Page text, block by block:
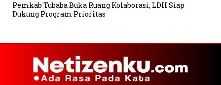
Pemkab Tubaba Buka Ruang Kolaborasi, LDII Siap
Dukung Program Prioritas